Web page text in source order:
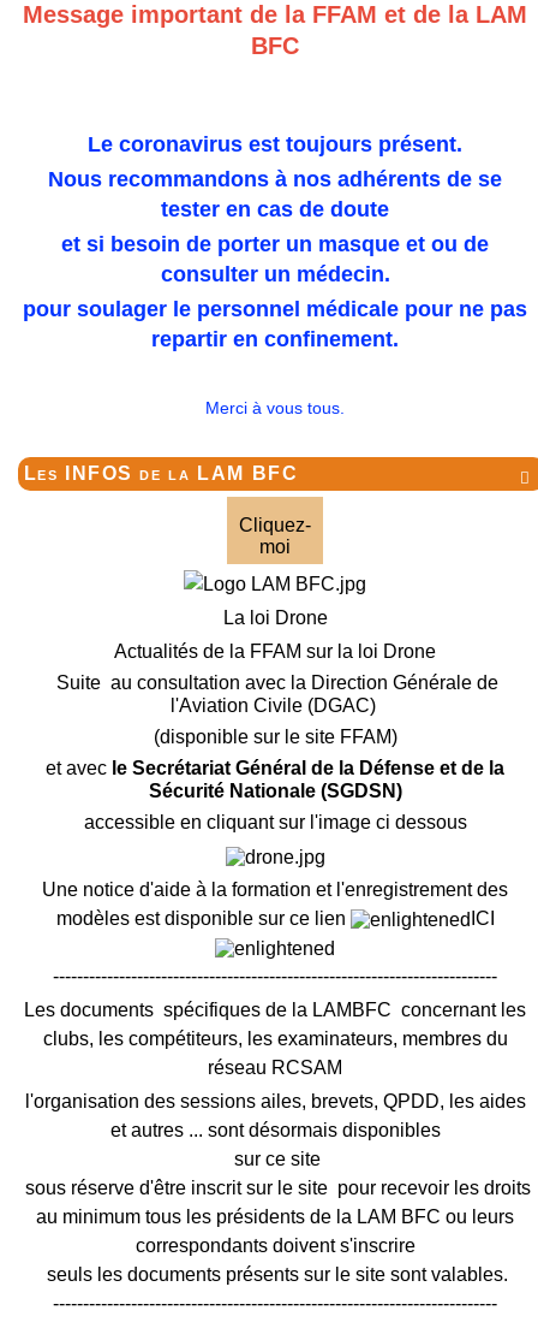
Message important de la FFAM et de la LAM
BFC
Le coronavirus est toujours présent.
Nous recommandons à nos adhérents de se
tester en cas de doute
et si besoin de porter un masque et ou de
consulter un médecin.
pour soulager le personnel médicale pour ne pas
repartir en confinement.
Merci à vous tous.

Les INFOS de la LAM BFC
Cliquez-
moi
La loi Drone
Actualités de la FFAM sur la loi Drone
Suite au consultation avec la Direction Générale de
l'Aviation Civile (DGAC)
(disponible sur le site FFAM)
et avec le Secrétariat Général de la Défense et de la
Sécurité Nationale (SGDSN)
accessible en cliquant sur l'image ci dessous
Une notice d'aide à la formation et l'enregistrement des
modèles est disponible sur ce lien
ICI
--------------------------------------------------------------------------
Les documents spécifiques de la LAMBFC concernant les
clubs, les compétiteurs, les examinateurs, membres du
réseau RCSAM
l'organisation des sessions ailes, brevets, QPDD, les aides
et autres ... sont désormais disponibles
sur ce site
sous réserve d'être inscrit sur le site pour recevoir les droits
au minimum tous les présidents de la LAM BFC ou leurs
correspondants doivent s'inscrire
seuls les documents présents sur le site sont valables.
--------------------------------------------------------------------------